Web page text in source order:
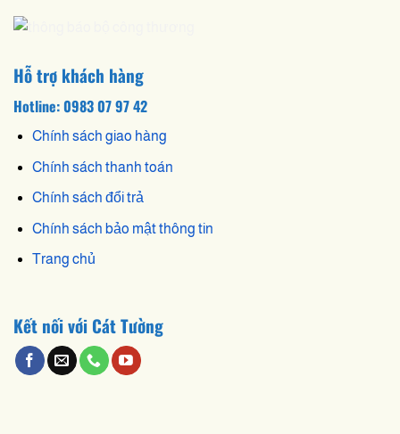
Hỗ trợ khách hàng
Hotline: 0983 07 97 42
Chính sách giao hàng
Chính sách thanh toán
Chính sách đổi trả
Chính sách bảo mật thông tin
Trang chủ
Kết nối với Cát Tường